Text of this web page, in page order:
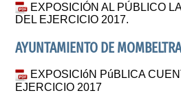
EXPOSICIÓN AL PÚBLICO
DEL EJERCICIO 2017.
AYUNTAMIENTO DE
EXPOSICIóN PúBLICA
EJERCICIO 2017